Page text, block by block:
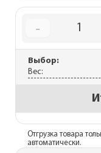
- 1
Выбор:
Вес:
Отгрузка товара
автоматически.